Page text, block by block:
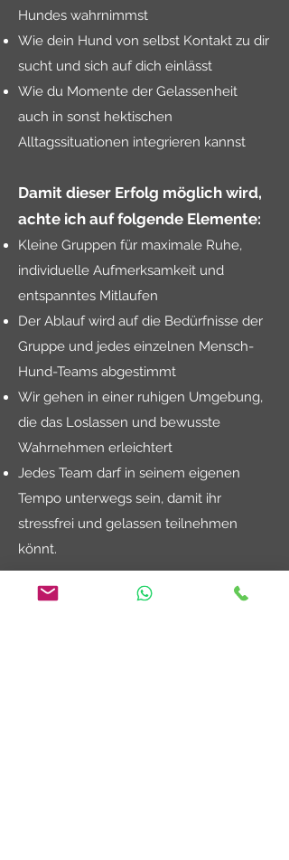
Hundes wahrnimmst
Wie dein Hund von selbst Kontakt zu dir
sucht und sich auf dich einlässt
Wie du Momente der Gelassenheit
auch in sonst hektischen
Alltagssituationen integrieren kannst
Damit dieser Erfolg möglich wird,
achte ich auf folgende Elemente:
Kleine Gruppen für maximale Ruhe,
individuelle Aufmerksamkeit und
entspanntes Mitlaufen
Der Ablauf wird auf die Bedürfnisse der
Gruppe und jedes einzelnen Mensch-
Hund-Teams abgestimmt
Wir gehen in einer ruhigen Umgebung,
die das Loslassen und bewusste
Wahrnehmen erleichtert
Jedes Team darf in seinem eigenen
Tempo unterwegs sein, damit ihr
stressfrei und gelassen teilnehmen
könnt.